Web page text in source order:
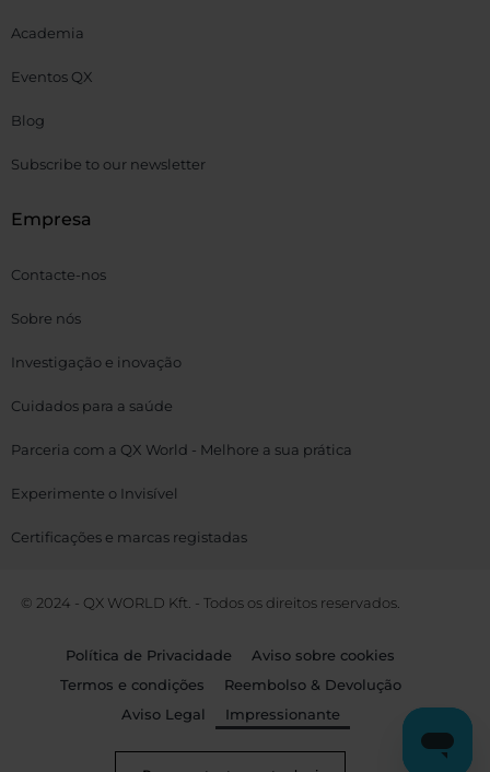
Academia
Eventos QX
Blog
Subscribe to our newsletter
Empresa
Contacte-nos
Sobre nós
Investigação e inovação
Cuidados para a saúde
Parceria com a QX World - Melhore a sua prática
Experimente o Invisível
Certificações e marcas registadas
© 2024 - QX WORLD Kft. - Todos os direitos reservados.
Política de Privacidade
Aviso sobre cookies
Termos e condições
Reembolso & Devolução
Aviso Legal
Impressionante